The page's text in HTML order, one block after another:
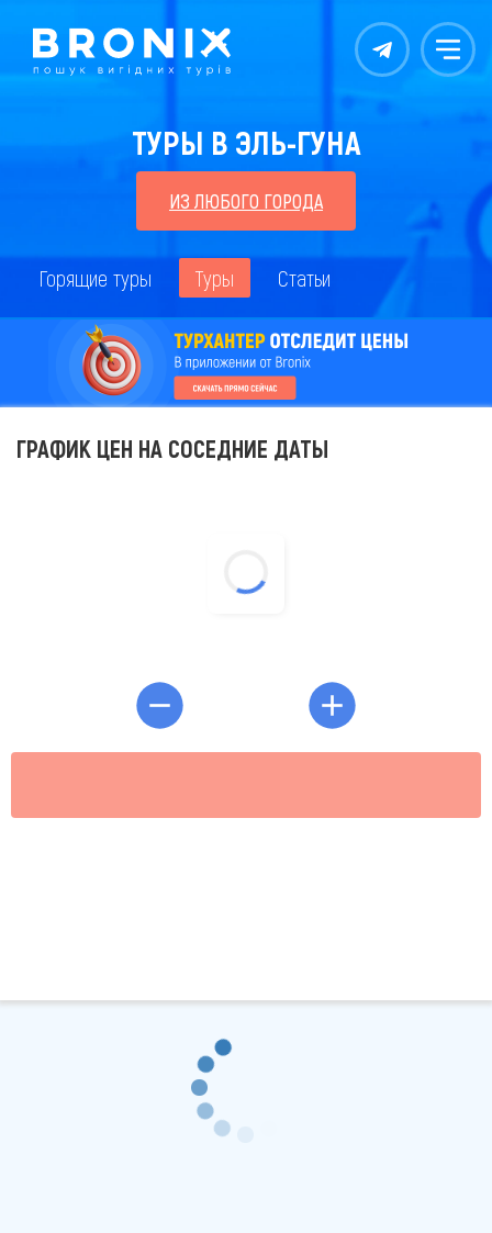
Контакты Меню
ТУРЫ В ЭЛЬ-ГУНА
ИЗ ЛЮБОГО ГОРОДА
Горящие туры Туры Статьи
ГРАФИК ЦЕН НА СОСЕДНИЕ ДАТЫ